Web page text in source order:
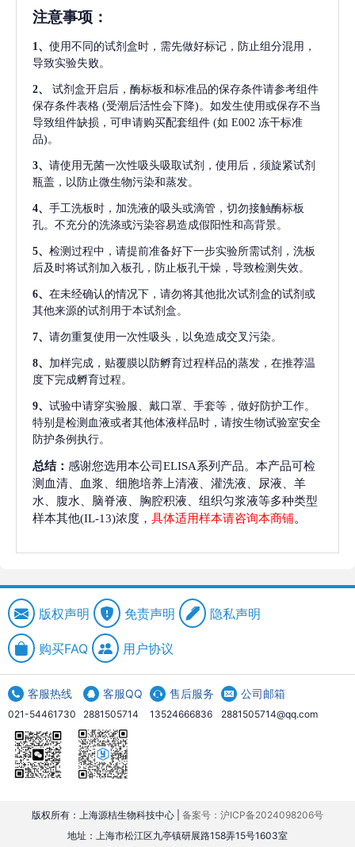
注意事项 ：
1、 使用不同的试剂盒时，需先做好标记，防止组分混用，
导致实验失败。
2、
试剂盒开启后，酶标板和标准品的保存条件请参考组件
保存条件表格 (受潮后活性会下降)。如发生使用或保存不当
导致组件缺损，可申请购买配套组件 (如 E002 冻干标准
品)。
3、 请使用无菌一次性吸头吸取试剂，使用后，须旋紧试剂
瓶盖，以防止微生物污染和蒸发。
4、 手工洗板时，加洗液的吸头或滴管，切勿接触酶标板
孔。不充分的洗涤或污染容易造成假阳性和高背景。
5、 检测过程中，请提前准备好下一步实验所需试剂，洗板
后及时将试剂加入板孔，防止板孔干燥，导致检测失效。
6、 在未经确认的情况下，请勿将其他批次试剂盒的试剂或
其他来源的试剂用于本试剂盒。
7、 请勿重复使用一次性吸头，以免造成交叉污染。
8、 加样完成，贴覆膜以防孵育过程样品的蒸发，在推荐温
度下完成孵育过程。
9、 试验中请穿实验服、戴口罩、手套等，做好防护工作。
特别是检测血液或者其他体液样品时，请按生物试验室安全
防护条例执行。
总结： 感谢您选用本公司ELISA系列产品。本产品可检
测血清、血浆、细胞培养上清液、灌洗液、尿液、羊
水、腹水、脑脊液、胸腔积液、组织匀浆液等多种类型
样本其他(IL-13)浓度， 具体适用样本请咨询本商铺。
版权声明 免责声明 隐私声明
购买FAQ 用户协议
客服热线
021-54461730
客服QQ
2881505714
售后服务
13524666836
公司邮箱
2881505714@qq.com
版权所有：上海源桔生物科技中心 | 备案号：沪ICP备2024098206号
地址：上海市松江区九亭镇研展路158弄15号1603室